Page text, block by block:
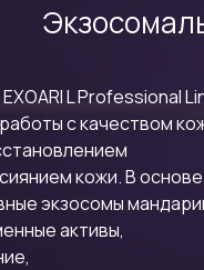
L Professional
с качеством
кожи. В основе
экзосомы
активы,